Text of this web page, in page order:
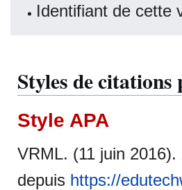
Identifiant de cette
Styles de
Style APA
VRML. (11 juin 2016).
depuis https://